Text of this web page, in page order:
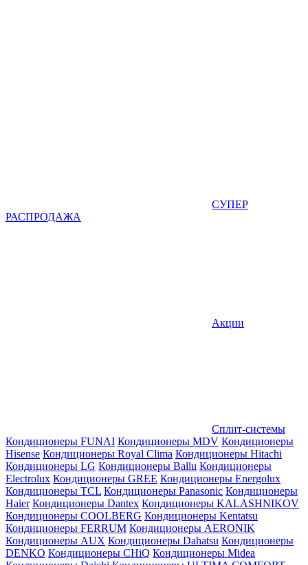
СУПЕР
РАСПРОДАЖА
Акции
Сплит-системы
Кондиционеры FUNAI Кондиционеры MDV Кондиционеры
Hisense Кондиционеры Royal Clima Кондиционеры Hitachi
Кондиционеры LG Кондиционеры Ballu Кондиционеры
Electrolux Кондиционеры GREE Кондиционеры Energolux
Кондиционеры TCL Кондиционеры Panasonic Кондиционеры
Haier Кондиционеры Dantex Кондиционеры KALASHNIKOV
Кондиционеры СOOLBERG Кондиционеры Kentatsu
Кондиционеры FERRUM Кондиционеры AERONIK
Кондиционеры AUX Кондиционеры Dahatsu Кондиционеры
DENKO Кондиционеры CHiQ Кондиционеры Midea